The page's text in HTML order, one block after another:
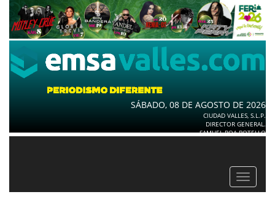
SÁBADO, 08 DE AGOSTO DE 2026
CIUDAD VALLES, S.L.P.
DIRECTOR GENERAL.
SAMUEL ROA BOTELLO
Toggle